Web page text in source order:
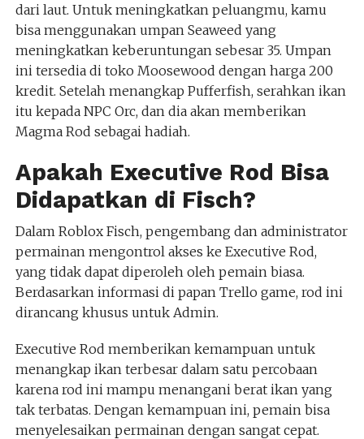
dari laut. Untuk meningkatkan peluangmu, kamu
bisa menggunakan umpan Seaweed yang
meningkatkan keberuntungan sebesar 35. Umpan
ini tersedia di toko Moosewood dengan harga 200
kredit. Setelah menangkap Pufferfish, serahkan ikan
itu kepada NPC Orc, dan dia akan memberikan
Magma Rod sebagai hadiah.
Apakah Executive Rod Bisa
Didapatkan di Fisch?
Dalam Roblox Fisch, pengembang dan administrator
permainan mengontrol akses ke Executive Rod,
yang tidak dapat diperoleh oleh pemain biasa.
Berdasarkan informasi di papan Trello game, rod ini
dirancang khusus untuk Admin.
Executive Rod memberikan kemampuan untuk
menangkap ikan terbesar dalam satu percobaan
karena rod ini mampu menangani berat ikan yang
tak terbatas. Dengan kemampuan ini, pemain bisa
menyelesaikan permainan dengan sangat cepat.